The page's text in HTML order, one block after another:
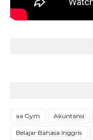
aa Gym Akuntansi
Belajar Bahasa Inggris